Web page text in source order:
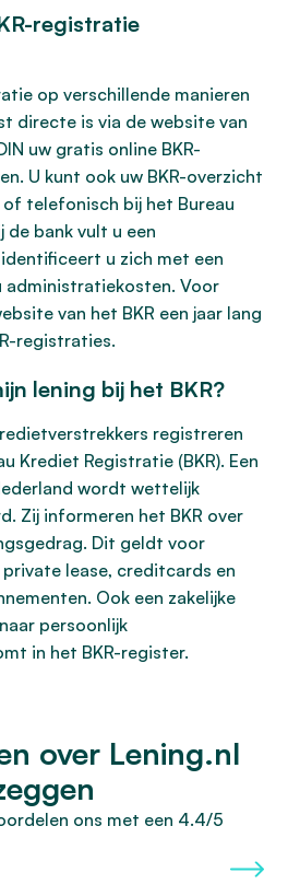
registratie
op verschillende manieren
directe is via de website van
uw gratis online BKR-
U kunt ook uw BKR-overzicht
telefonisch bij het Bureau
de bank vult u een
u zich met een
Voor
van het BKR een jaar lang
registraties.
lening bij het BKR?
registreren
Krediet Registratie (BKR). Een
wordt wettelijk
Zij informeren het BKR over
Dit geldt voor
lease, creditcards en
Ook een zakelijke
persoonlijk
in het BKR-register.
over Lening.nl
ons met een 4.4/5